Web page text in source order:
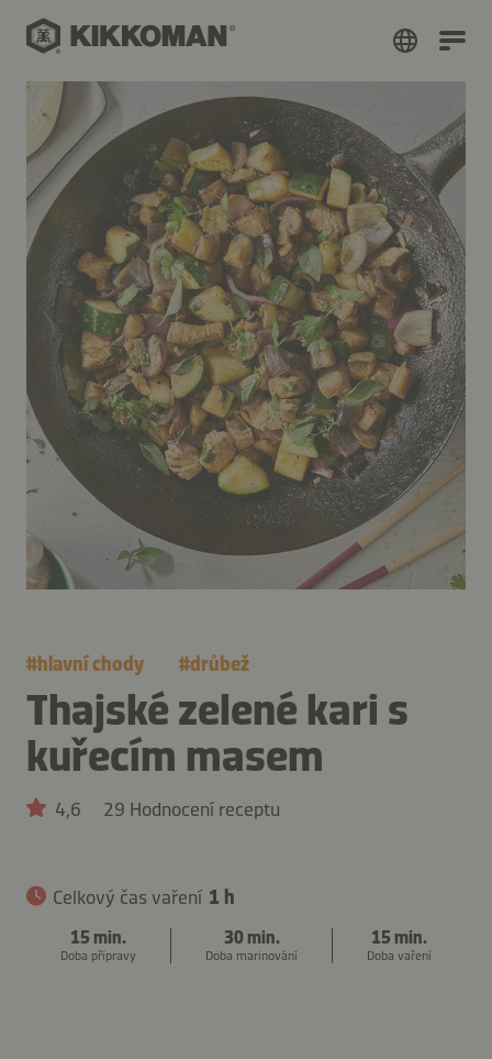
#hlavní chody #drůbež
Thajské zelené kari s
kuřecím masem
4,6 29 Hodnocení receptu
Celkový čas vaření 1 h
15 min.
Doba přípravy
30 min.
Doba marinování
15 min.
Doba vaření